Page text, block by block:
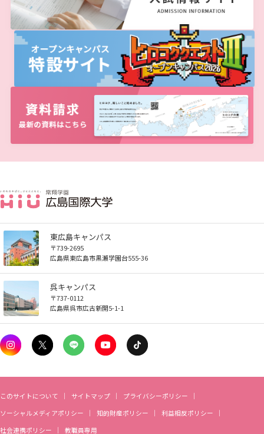
東広島キャンパス
〒739-2695
広島県東広島市黒瀬学園台555-36
呉キャンパス
〒737-0112
広島県呉市広古新開5-1-1
このサイトについて サイトマップ
プライバシーポリシー
ソーシャルメディアポリシー
知的財産ポリシー
利益相反ポリシー
社会連携ポリシー
教職員専用